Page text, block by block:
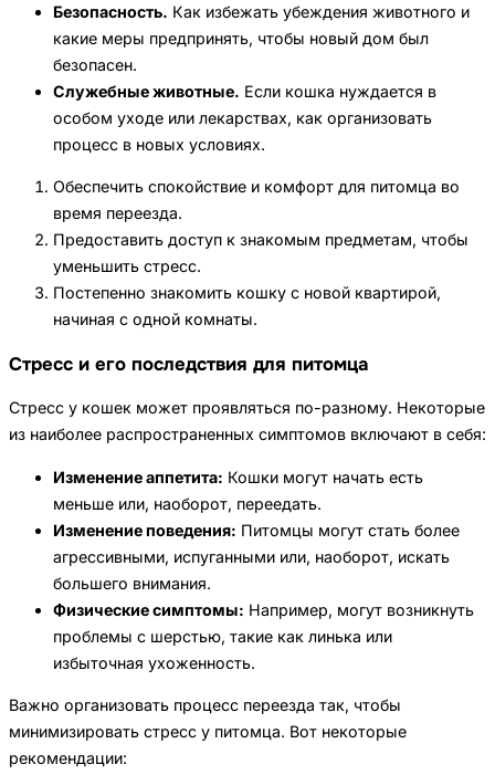
Безопасность. Как избежать убеждения животного и
какие меры предпринять, чтобы новый дом был
безопасен.
Служебные животные. Если кошка нуждается в
особом уходе или лекарствах, как организовать
процесс в новых условиях.
Обеспечить спокойствие и комфорт для питомца во
время переезда.
Предоставить доступ к знакомым предметам, чтобы
уменьшить стресс.
Постепенно знакомить кошку с новой квартирой,
начиная с одной комнаты.
Стресс и его последствия для питомца
Стресс у кошек может проявляться по-разному. Некоторые
из наиболее распространенных симптомов включают в себя:
Изменение аппетита: Кошки могут начать есть
меньше или, наоборот, переедать.
Изменение поведения: Питомцы могут стать более
агрессивными, испуганными или, наоборот, искать
большего внимания.
Физические симптомы: Например, могут возникнуть
проблемы с шерстью, такие как линька или
избыточная ухоженность.
Важно организовать процесс переезда так, чтобы
минимизировать стресс у питомца. Вот некоторые
рекомендации: